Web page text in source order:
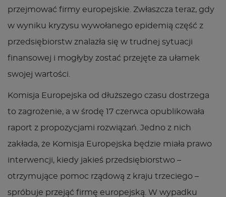
przejmować firmy europejskie. Zwłaszcza teraz, gdy
w wyniku kryzysu wywołanego epidemią część z
przedsiębiorstw znalazła się w trudnej sytuacji
finansowej i mogłyby zostać przejęte za ułamek
swojej wartości.
Komisja Europejska od dłuższego czasu dostrzega
to zagrożenie, a w środę 17 czerwca opublikowała
raport z propozycjami rozwiązań. Jedno z nich
zakłada, że Komisja Europejska będzie miała prawo
interwencji, kiedy jakieś przedsiębiorstwo –
otrzymujące pomoc rządową z kraju trzeciego –
spróbuje przejąć firmę europejską. W wypadku